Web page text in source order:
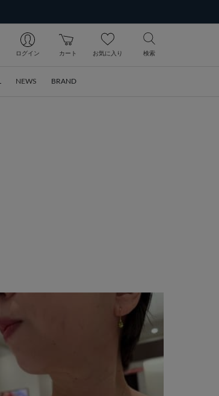
ログイン カート お気に入り 検索
NEWS BRAND